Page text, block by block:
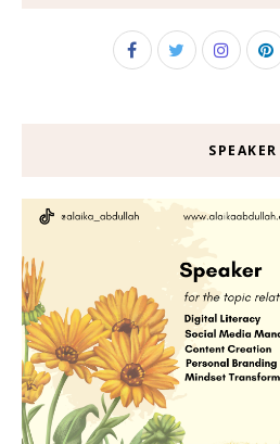
SPEAKER